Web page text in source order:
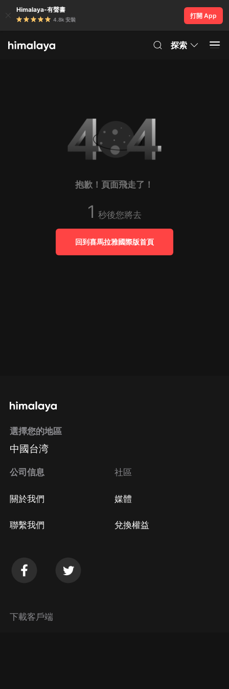
Himalaya-有聲書
4.8k 安裝
打開 App
探索
抱歉！頁面飛走了！
1 秒後您將去
回到喜馬拉雅國際版首頁
選擇您的地區
中國台湾
公司信息
關於我們
聯繫我們
社區
媒體
兌換權益
下載客戶端